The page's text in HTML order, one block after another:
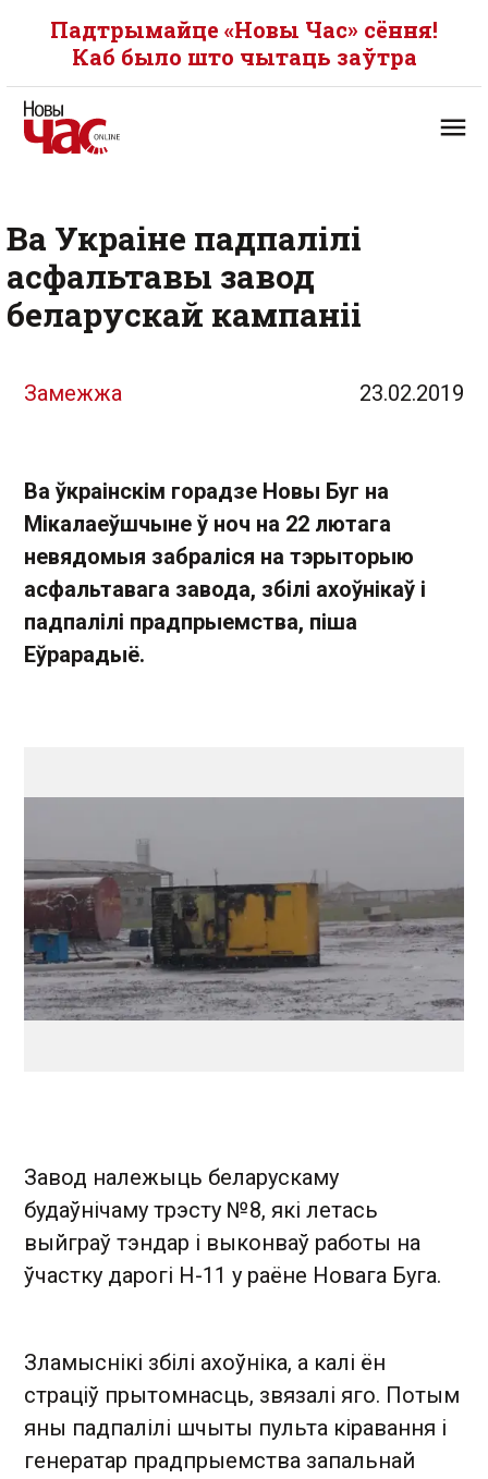
Падтрымайце «Новы Час» сёння!
Каб было што чытаць заўтра
Ва Украіне падпалілі
асфальтавы завод
беларускай кампаніі
Замежжа 23.02.2019
Ва ўкраінскім горадзе Новы Буг на
Мікалаеўшчыне ў ноч на 22 лютага
невядомыя забраліся на тэрыторыю
асфальтавага завода, збілі ахоўнікаў і
падпалілі прадпрыемства, піша
Еўрарадыё.
Завод належыць беларускаму
будаўнічаму трэсту №8, які летась
выйграў тэндар і выконваў работы на
ўчастку дарогі Н-11 у раёне Новага Буга.
Зламыснікі збілі ахоўніка, а калі ён
страціў прытомнасць, звязалі яго. Потым
яны падпалілі шчыты пульта кіравання і
генератар прадпрыемства запальнай